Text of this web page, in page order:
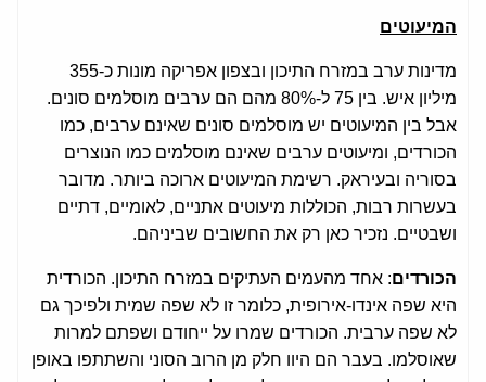
המיעוטים
מדינות ערב במזרח התיכון ובצפון אפריקה מונות כ-355
מיליון איש. בין 75 ל-80% מהם הם ערבים מוסלמים סונים.
אבל בין המיעוטים יש מוסלמים סונים שאינם ערבים, כמו
הכורדים, ומיעוטים ערבים שאינם מוסלמים כמו הנוצרים
בסוריה ובעיראק. רשימת המיעוטים ארוכה ביותר. מדובר
בעשרות רבות, הכוללות מיעוטים אתניים, לאומיים, דתיים
ושבטיים. נזכיר כאן רק את החשובים שביניהם.
הכורדים: אחד מהעמים העתיקים במזרח התיכון. הכורדית
היא שפה אינדו-אירופית, כלומר זו לא שפה שמית ולפיכך גם
לא שפה ערבית. הכורדים שמרו על ייחודם ושפתם למרות
שאוסלמו. בעבר הם היוו חלק מן הרוב הסוני והשתתפו באופן